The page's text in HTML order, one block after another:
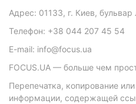
Адрес: 01133, г. Киев,
Телефон: +38 044 207 45 54
E-mail: info@focus.ua
FOCUS.UA — больше чем
Перепечатка, копирование
информации, содержащей